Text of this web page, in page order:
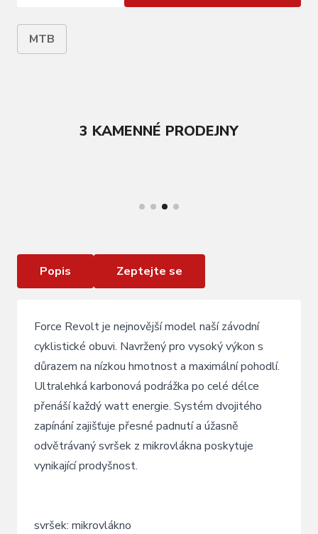
MTB
3 KAMENNÉ PRODEJNY
Popis Zeptejte se
Force Revolt je nejnovější model naší závodní
cyklistické obuvi. Navržený pro vysoký výkon s
důrazem na nízkou hmotnost a maximální pohodlí.
Ultralehká karbonová podrážka po celé délce
přenáší každý watt energie. Systém dvojitého
zapínání zajišťuje přesné padnutí a úžasně
odvětrávaný svršek z mikrovlákna poskytuje
vynikající prodyšnost.
svršek: mikrovlákno